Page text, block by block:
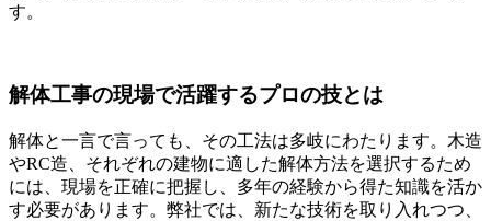
す。
解体工事の現場で活躍するプロの技とは
解体と一言で言っても、その工法は多岐にわたります。木造
やRC造、それぞれの建物に適した解体方法を選択するため
には、現場を正確に把握し、多年の経験から得た知識を活か
す必要があります。弊社では、新たな技術を取り入れつつ、